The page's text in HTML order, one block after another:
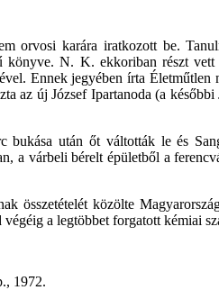
karára iratkozott be.
N. K. ekkoriban részt
Ennek jegyében írta
új József Ipartanoda (a
után őt váltották le és
a várbeli bérelt épületből a
összetételét közölte
a legtöbbet forgatott kémiai
1972.